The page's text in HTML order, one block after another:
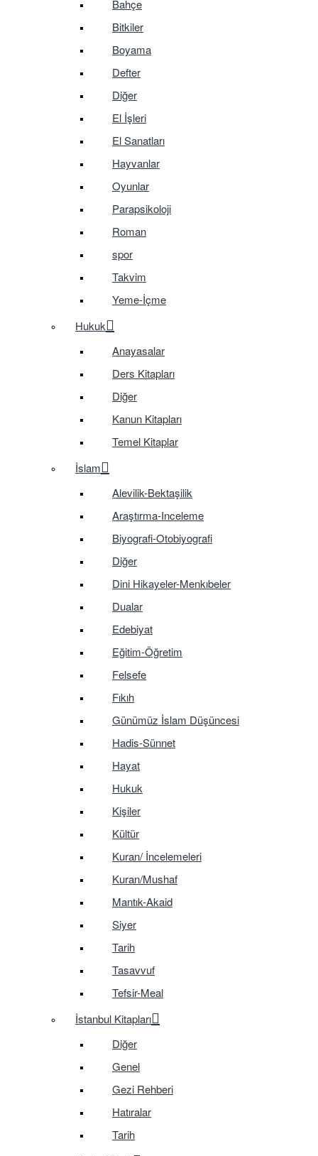
Bahçe
Bitkiler
Boyama
Defter
Diğer
El İşleri
El Sanatları
Hayvanlar
Oyunlar
Parapsikoloji
Roman
spor
Takvim
Yeme-İçme
Hukuk
Anayasalar
Ders Kitapları
Diğer
Kanun Kitapları
Temel Kitaplar
İslam
Alevilik-Bektaşilik
Araştırma-Inceleme
Biyografi-Otobiyografi
Diğer
Dini Hikayeler-Menkıbeler
Dualar
Edebiyat
Eğitim-Öğretim
Felsefe
Fıkıh
Günümüz İslam Düşüncesi
Hadis-Sünnet
Hayat
Hukuk
Kişiler
Kültür
Kuran/ İncelemeleri
Kuran/Mushaf
Mantık-Akaid
Siyer
Tarih
Tasavvuf
Tefsir-Meal
İstanbul Kitapları
Diğer
Genel
Gezi Rehberi
Hatıralar
Tarih